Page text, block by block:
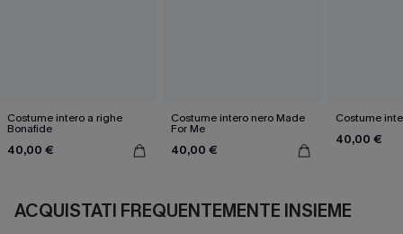
Costume intero a righe
Bonafide
40,00 €
Costume intero nero Made
For Me
40,00 €
Costume
40,00 €
ACQUISTATI FREQUENTEMENTE INSIEME